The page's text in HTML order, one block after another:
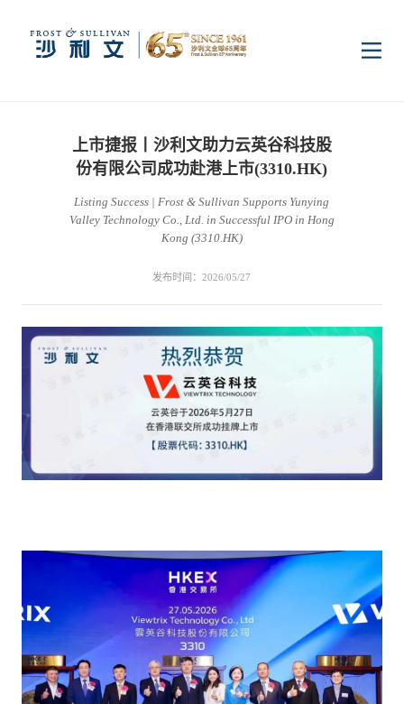
行业研究
市场动态
双碳新能源 医疗与生命科学
半导体与芯片
公共服务 食品与饮料
科技、媒体和通信 金融科技
地产与物业 矿业冶炼
资本市场顾问服务
传媒中心
媒体服务
公司介绍
中国管理团队
表现与影响
加入我们
EN
上市捷报丨沙利文助力云英谷科技股
份有限公司成功赴港上市(3310.HK)
Listing Success | Frost & Sullivan Supports Yunying
Valley Technology Co., Ltd. in Successful IPO in Hong
Kong (3310.HK)
发布时间：2026/05/27